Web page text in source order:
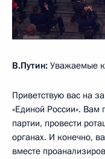
В.Путин: Уважаемые
Приветствую вас на
«Единой России». Вам
партии, провести
органах. И конечно,
вместе